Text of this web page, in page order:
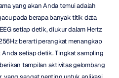
yang akan Anda temui adalah
pada berapa banyak titik data
setiap detik, diukur dalam Hertz
berarti perangkat menangkap
setiap detik. Tingkat sampling
tampilan aktivitas gelombang